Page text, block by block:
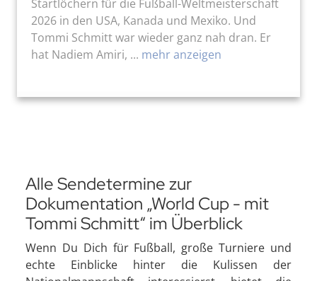
Startlöchern für die Fußball-Weltmeisterschaft
2026 in den USA, Kanada und Mexiko. Und
Tommi Schmitt war wieder ganz nah dran. Er
hat Nadiem Amiri, ... mehr anzeigen
Alle Sendetermine zur
Dokumentation „World Cup - mit
Tommi Schmitt“ im Überblick
Wenn Du Dich für Fußball, große Turniere und
echte Einblicke hinter die Kulissen der